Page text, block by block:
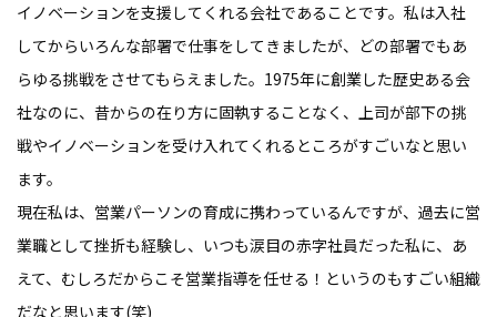
イノベーションを支援してくれる会社であることです。私は入社
してからいろんな部署で仕事をしてきましたが、どの部署でもあ
らゆる挑戦をさせてもらえました。1975年に創業した歴史ある会
社なのに、昔からの在り方に固執することなく、上司が部下の挑
戦やイノベーションを受け入れてくれるところがすごいなと思い
ます。
現在私は、営業パーソンの育成に携わっているんですが、過去に営
業職として挫折も経験し、いつも涙目の赤字社員だった私に、あ
えて、むしろだからこそ営業指導を任せる！というのもすごい組織
だなと思います(笑)